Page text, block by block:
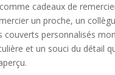
cadeaux de
un proche, un
couverts personnalisés
et un souci du détail